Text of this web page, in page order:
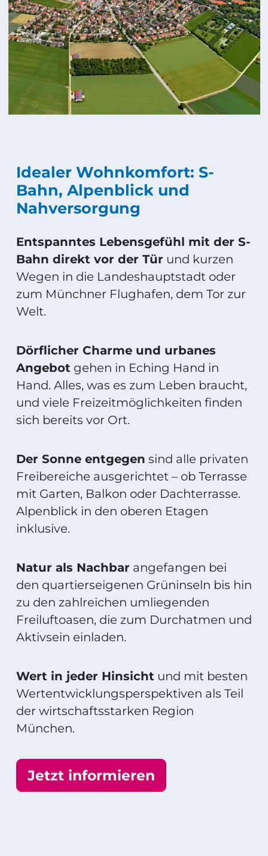
Idealer Wohnkomfort: S-
Bahn, Alpenblick und
Nahversorgung
Entspanntes Lebensgefühl mit der S-
Bahn direkt vor der Tür und kurzen
Wegen in die Landeshauptstadt oder
zum Münchner Flughafen, dem Tor zur
Welt.
Dörflicher Charme und urbanes
Angebot gehen in Eching Hand in
Hand. Alles, was es zum Leben braucht,
und viele Freizeit­möglichkeiten finden
sich bereits vor Ort.
Der Sonne entgegen sind alle privaten
Freibereiche ausgerichtet – ob Terrasse
mit Garten, Balkon oder Dachterrasse.
Alpenblick in den oberen Etagen
inklusive.
Natur als Nachbar angefangen bei
den quartierseigenen Grüninseln bis hin
zu den zahlreichen umliegenden
Freiluftoasen, die zum Durchatmen und
Aktivsein einladen.
Wert in jeder Hinsicht und mit besten
Wertentwicklungs­perspektiven als Teil
der wirtschaftsstarken Region
München.
Jetzt informieren